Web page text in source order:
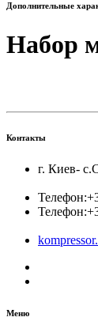
Дополнительные
Набор
Контакты
г. Киев-
Телефон:
Телефон:
Меню